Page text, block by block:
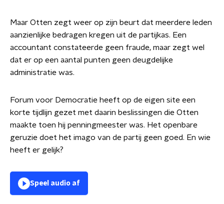
Maar Otten zegt weer op zijn beurt dat meerdere leden
aanzienlijke bedragen kregen uit de partijkas. Een
accountant constateerde geen fraude, maar zegt wel
dat er op een aantal punten geen deugdelijke
administratie was.
Forum voor Democratie heeft op de eigen site een
korte tijdlijn gezet met daarin beslissingen die Otten
maakte toen hij penningmeester was. Het openbare
geruzie doet het imago van de partij geen goed. En wie
heeft er gelijk?
Speel audio af